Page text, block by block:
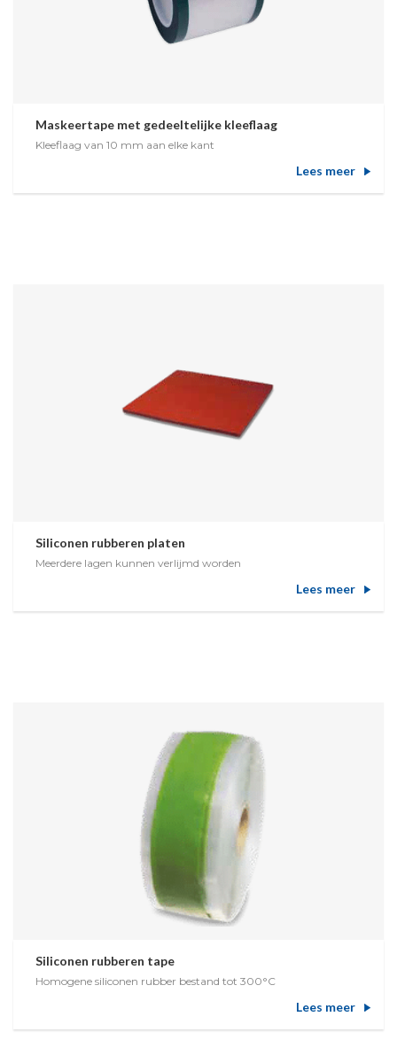
Maskeertape met gedeeltelijke kleeflaag
Kleeflaag van 10 mm aan elke kant
Lees meer
Siliconen rubberen platen
Meerdere lagen kunnen verlijmd worden
Lees meer
Siliconen rubberen tape
Homogene siliconen rubber bestand tot 300°C
Lees meer